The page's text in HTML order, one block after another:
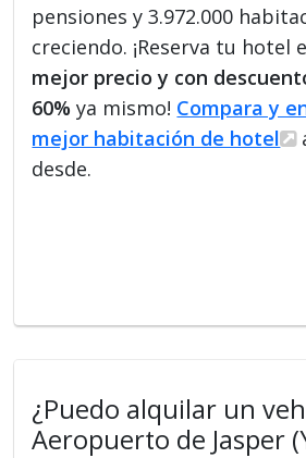
pensiones y 3.972.000
creciendo. ¡Reserva tu hotel
mejor precio y con
60% ya mismo! Compara y
mejor habitación de hotel
desde.
¿Puedo alquilar un
Aeropuerto de Jasper